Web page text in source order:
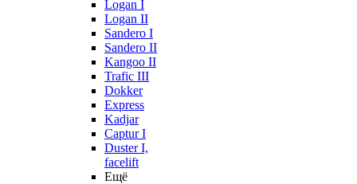
Logan I
Logan II
Sandero I
Sandero II
Kangoo II
Trafic III
Dokker
Express
Kadjar
Captur I
Duster I,
facelift
Ещё